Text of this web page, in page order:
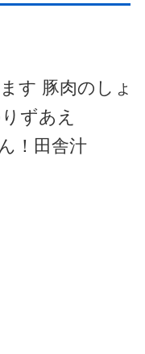
す 豚肉のしょ
ずあえ
！田舎汁